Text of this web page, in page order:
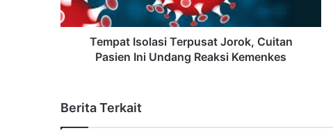
Tempat Isolasi Terpusat Jorok, Cuitan
Pasien Ini Undang Reaksi Kemenkes
Berita Terkait